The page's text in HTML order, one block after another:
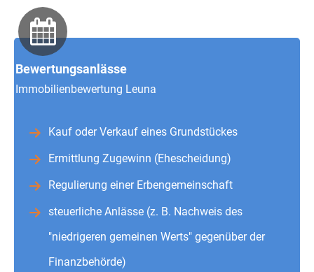
Bewertungsanlässe
Immobilienbewertung Leuna
Kauf oder Verkauf eines Grundstückes
Ermittlung Zugewinn (Ehescheidung)
Regulierung einer Erbengemeinschaft
steuerliche Anlässe (z. B. Nachweis des
"niedrigeren gemeinen Werts" gegenüber der
Finanzbehörde)